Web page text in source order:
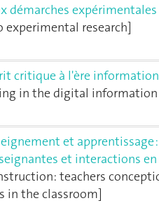
démarches expérimentales
research]
critique à l'ère
in the digital
et apprentissage :
et interactions en
teachers
in the classroom]